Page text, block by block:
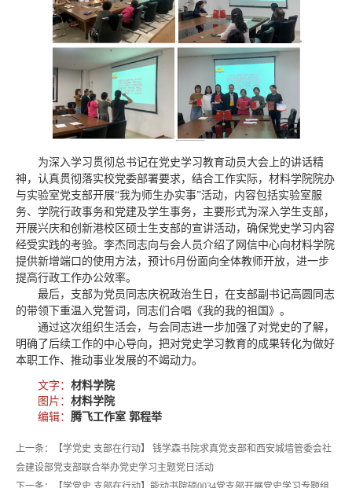
为深入学习贯彻总书记在党史学习教育动员大会上的讲话精
神，认真贯彻落实校党委部署要求，结合工作实际，材料学院院办
与实验室党支部开展“我为师生办实事”活动，内容包括实验室服
务、学院行政事务和党建及学生事务，主要形式为深入学生支部，
开展兴庆和创新港校区硕士生支部的宣讲活动，确保党史学习内容
经受实践的考验。李杰同志向与会人员介绍了网信中心向材料学院
提供新增端口的使用方法，预计6月份面向全体教师开放，进一步
提高行政工作办公效率。
最后，支部为党员同志庆祝政治生日，在支部副书记高圆同志
的带领下重温入党誓词，同志们合唱《我的我的祖国》。
通过这次组织生活会，与会同志进一步加强了对党史的了解，
明确了后续工作的中心导向，把对党史学习教育的成果转化为做好
本职工作、推动事业发展的不竭动力。
文字： 材料学院
图片： 材料学院
编辑： 腾飞工作室 郭程举
上一条：【学党史 支部在行动】 钱学森书院求真党支部和西安城墙管委会社
会建设部党支部联合举办党史学习主题党日活动